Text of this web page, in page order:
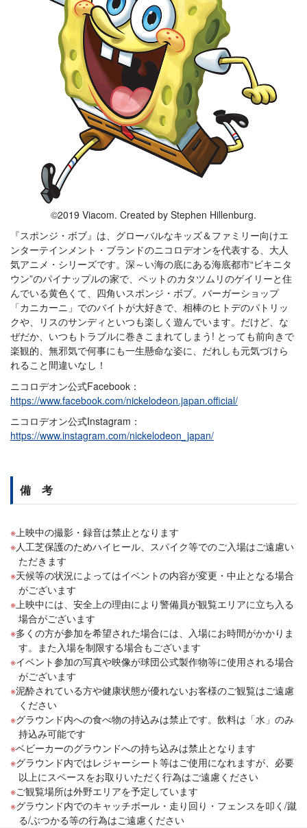
©2019 Viacom. Created by Stephen Hillenburg.
『スポンジ・ボブ』は、グローバルなキッズ＆ファミリー向けエ
ンターテインメント・ブランドのニコロデオンを代表する、大人
気アニメ・シリーズです。深～い海の底にある海底都市“ビキニタ
ウン”のパイナップルの家で、ペットのカタツムリのゲイリーと住
んでいる黄色くて、四角いスポンジ・ボブ。バーガーショップ
「カニカーニ」でのバイトが大好きで、相棒のヒトデのパトリッ
クや、リスのサンディといつも楽しく遊んでいます。だけど、な
ぜだか、いつもトラブルに巻きこまれてしまう! とっても前向きで
楽観的、無邪気で何事にも一生懸命な姿に、だれしも元気づけら
れること間違いなし！
ニコロデオン公式Facebook：
https://www.facebook.com/nickelodeon.japan.official/
ニコロデオン公式Instagram：
https://www.instagram.com/nickelodeon_japan/
備 考
上映中の撮影・録音は禁止となります
人工芝保護のためハイヒール、スパイク等でのご入場はご遠慮い
ただきます
天候等の状況によってはイベントの内容が変更・中止となる場合
がございます
上映中には、安全上の理由により警備員が観覧エリアに立ち入る
場合がございます
多くの方が参加を希望された場合には、入場にお時間がかかりま
す。また入場を制限する場合もございます
イベント参加の写真や映像が球団公式製作物等に使用される場合
がございます
泥酔されている方や健康状態が優れないお客様のご観覧はご遠慮
ください
グラウンド内への食べ物の持込みは禁止です。飲料は「水」のみ
持込み可能です
ベビーカーのグラウンドへの持ち込みは禁止となります
グラウンド内ではレジャーシート等はご使用になれますが、必要
以上にスペースをお取りいただく行為はご遠慮ください
ご観覧場所は外野エリアを予定しています
グラウンド内でのキャッチボール・走り回り・フェンスを叩く/蹴
る/ぶつかる等の行為はご遠慮ください